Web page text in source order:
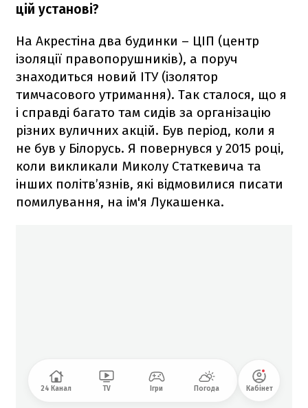
цій установі?
На Акрестіна два будинки – ЦІП (центр
ізоляції правопорушників), а поруч
знаходиться новий ІТУ (ізолятор
тимчасового утримання). Так сталося, що я
і справді багато там сидів за організацію
різних вуличних акцій. Був період, коли я
не був у Білорусь. Я повернувся у 2015 році,
коли викликали Миколу Статкевича та
інших політв’язнів, які відмовилися писати
помилування, на ім'я Лукашенка.
24 Канал TV Ігри Погода Кабінет